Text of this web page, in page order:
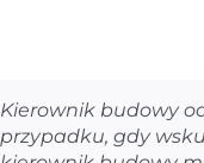
Kierownik budowy
przypadku, gdy